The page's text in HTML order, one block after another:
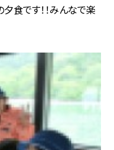
食です！！みんなで楽